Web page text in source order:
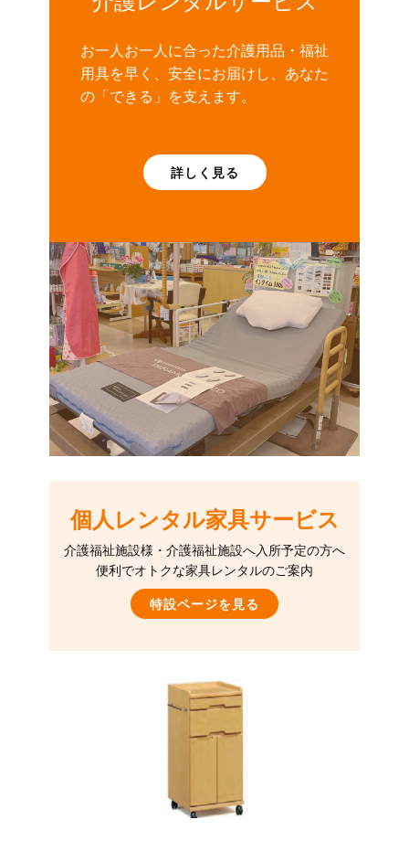
お一人お一人に合った介護用品・福祉
用具を早く、安全にお届けし、あなた
の「できる」を支えます。
詳しく見る
個人レンタル家具サービス
介護福祉施設様・介護福祉施設へ入所予定の方へ
便利でオトクな家具レンタルのご案内
特設ページを見る